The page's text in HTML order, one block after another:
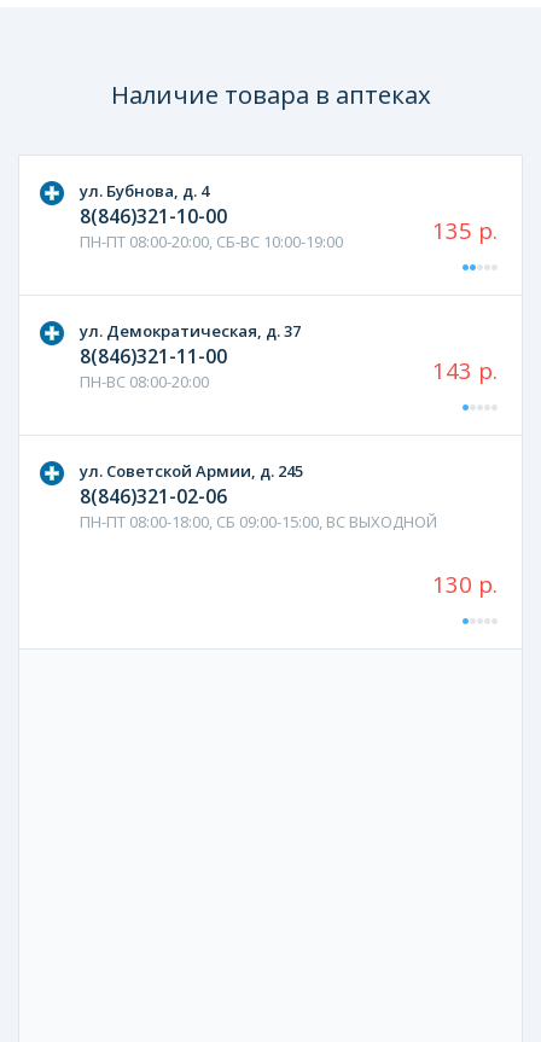
Наличие товара в аптеках
ул. Бубнова, д. 4
8(846)321-10-00
ПН-ПТ 08:00-20:00, СБ-ВС 10:00-19:00 135 р.
ул. Демократическая, д. 37
8(846)321-11-00
ПН-ВС 08:00-20:00 143 р.
ул. Советской Армии, д. 245
8(846)321-02-06
ПН-ПТ 08:00-18:00, СБ 09:00-15:00, ВС ВЫХОДНОЙ
130 р.